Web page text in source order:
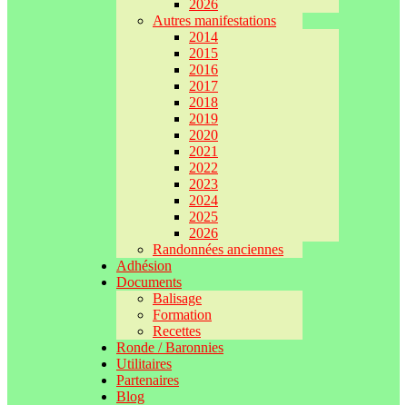
2026
Autres manifestations
2014
2015
2016
2017
2018
2019
2020
2021
2022
2023
2024
2025
2026
Randonnées anciennes
Adhésion
Documents
Balisage
Formation
Recettes
Ronde / Baronnies
Utilitaires
Partenaires
Blog